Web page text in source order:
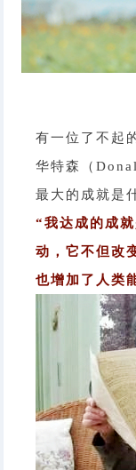
有一位了不起
华特森
（
最大的成就是
“我达成的成
动，它不但改
也增加了人类